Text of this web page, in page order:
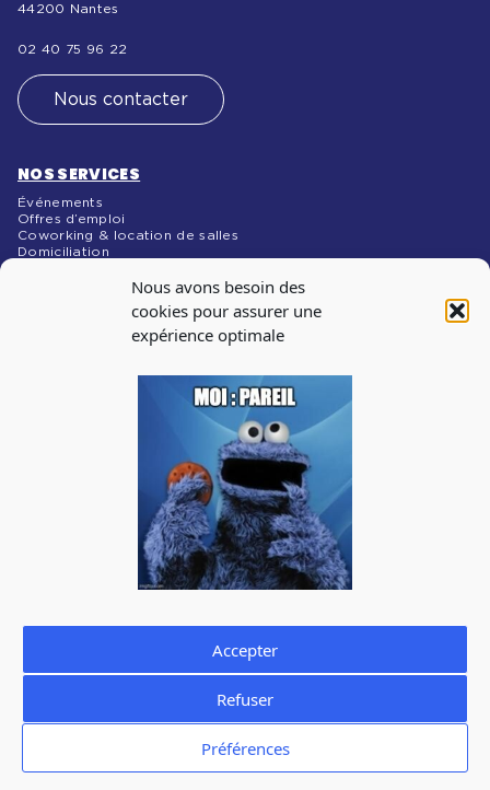
Nous avons besoin des
cookies pour assurer une
expérience optimale
Accepter
Refuser
Préférences
44200 Nantes
02 40 75 96 22
Nous contacter
NOS SERVICES
Événements
Offres d’emploi
Coworking & location de salles
Domiciliation
Abonnez-vous à notre newsletter pour recevoir les infos
sur les évènements, les offres d’emploi
J'accepte de recevoir la newsletter de La Cantine et je prends
connaissance de lapolitique de confidentialité.
Vous pouvez à tout moment utiliser le lien de désabonnement
Politique de confidentialité
Politique de cookies